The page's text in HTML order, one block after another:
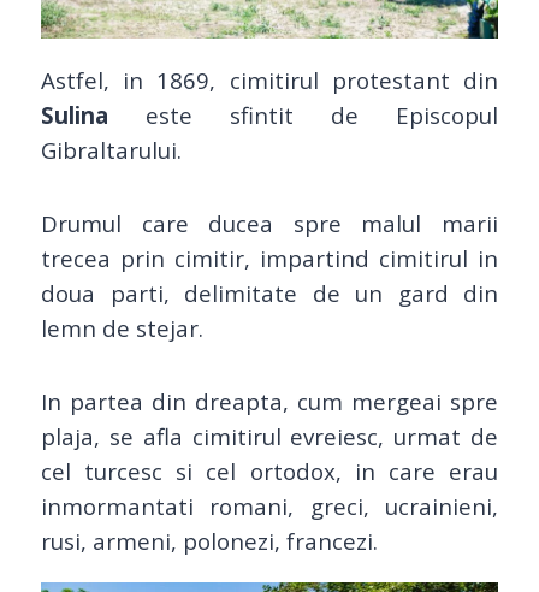
Astfel, in 1869, cimitirul protestant din
Sulina este sfintit de Episcopul
Gibraltarului.
Drumul care ducea spre malul marii
trecea prin cimitir, impartind cimitirul in
doua parti, delimitate de un gard din
lemn de stejar.
In partea din dreapta, cum mergeai spre
plaja, se afla cimitirul evreiesc, urmat de
cel turcesc si cel ortodox, in care erau
inmormantati romani, greci, ucrainieni,
rusi, armeni, polonezi, francezi.